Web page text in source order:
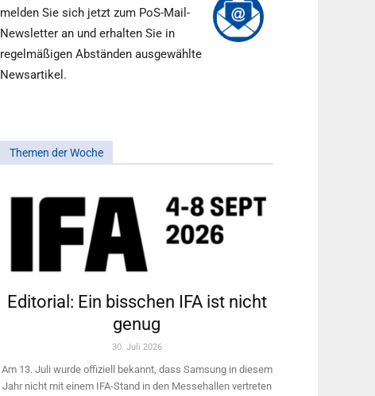
melden Sie sich jetzt zum PoS-Mail-
Newsletter an und erhalten Sie in
regelmäßigen Abständen ausgewählte
Newsartikel.
Themen der Woche
Editorial: Ein bisschen IFA ist nicht
genug
30. Juli 2026
Am 13. Juli wurde offiziell bekannt, dass Samsung in diesem
Jahr nicht mit einem IFA-Stand in den Messehallen vertreten